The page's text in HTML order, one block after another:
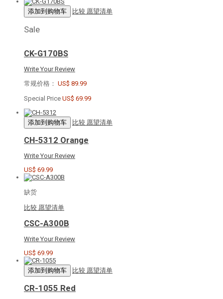
添加到购物车 比较 愿望清单
Sale
CK-G170BS
Write Your Review
常规价格： US$ 89.99
Special Price US$ 69.99
添加到购物车 比较 愿望清单
CH-5312 Orange
Write Your Review
US$ 69.99
缺货
比较 愿望清单
CSC-A300B
Write Your Review
US$ 69.99
添加到购物车 比较 愿望清单
CR-1055 Red